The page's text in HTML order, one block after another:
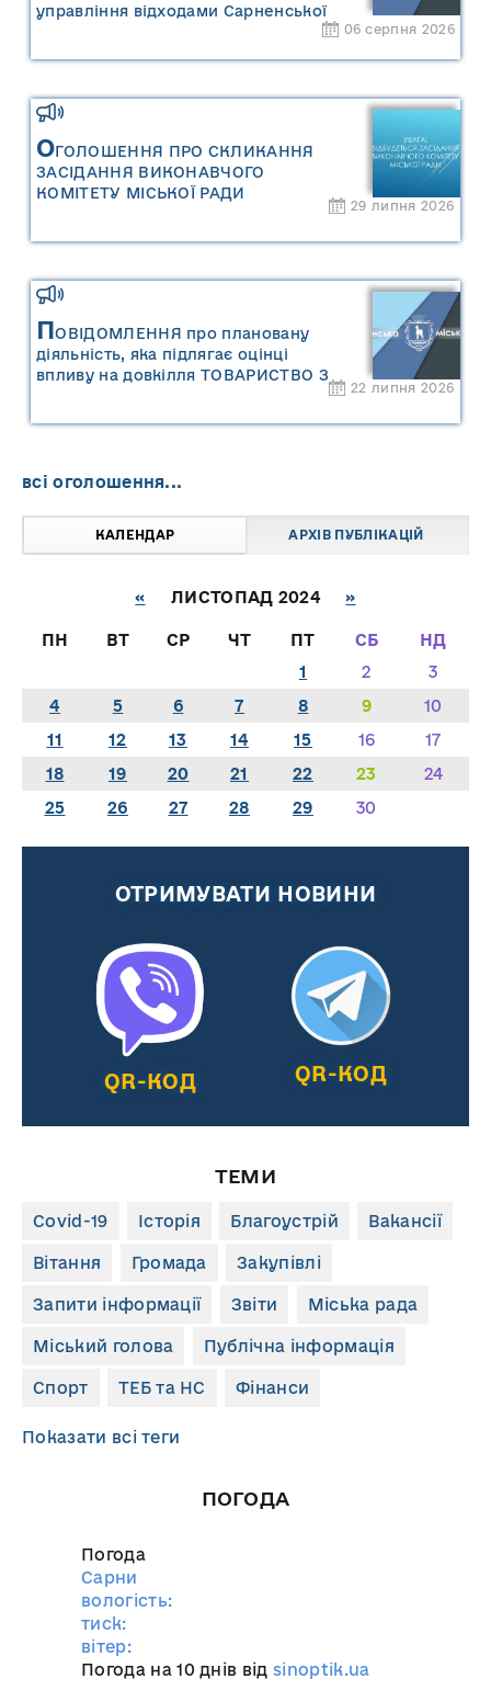
управління відходами Сарненської
міської територіальної громади» та
управління відходами Сарненської
міської територіальної громади»
06 серпня 2026
ОГОЛОШЕННЯ ПРО СКЛИКАННЯ
ЗАСІДАННЯ ВИКОНАВЧОГО
КОМІТЕТУ МІСЬКОЇ РАДИ
29 липня 2026
ПОВІДОМЛЕННЯ про плановану
діяльність, яка підлягає оцінці
впливу на довкілля ТОВАРИСТВО З
22 липня 2026
всі оголошення...
КАЛЕНДАР АРХІВ ПУБЛІКАЦІЙ
« ЛИСТОПАД 2024 »
ПН ВТ СР ЧТ ПТ СБ
НД
1
2
3
4
5 6 7 8 9
10
11
12 13 14 15 16
17
18
19 20 21 22 23
24
25
26 27 28 29 30
ОТРИМУВАТИ НОВИНИ
QR-КОД QR-КОД
ТЕМИ
Covid-19 Історія Благоустрій Вакансії
Вітання Громада Закупівлі
Запити інформації Звіти Міська рада
Міський голова Публічна інформація
Спорт ТЕБ та НС Фінанси
Показати всі теги
ПОГОДА
Погода
Сарни
вологість:
тиск:
вітер:
Погода на 10 днів відsinoptik.ua